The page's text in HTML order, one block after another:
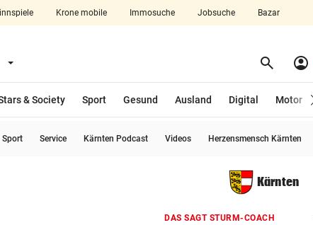
Krone mobile Immosuche Jobsuche Bazar
Menü aufklappen search Suchen
account_circle
& Society Sport Gesund Ausland Digital Motor
Sport Service Kärnten Podcast Videos Herzensmensch Kärnten
Kärnten
DAS SAGT STURM-COACH